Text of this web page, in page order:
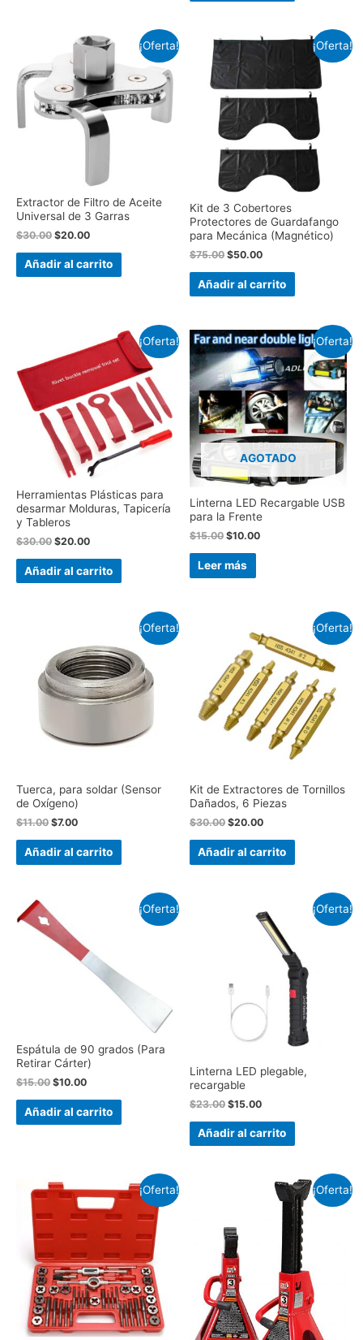
¡Oferta!
Extractor de Filtro de Aceite
Universal de 3 Garras
$30.00 $20.00
Añadir al carrito
¡Oferta!
Kit de 3 Cobertores
Protectores de Guardafango
para Mecánica (Magnético)
$75.00 $50.00
Añadir al carrito
¡Oferta!
Herramientas Plásticas para
desarmar Molduras, Tapicería
y Tableros
$30.00 $20.00
Añadir al carrito
¡Oferta!
AGOTADO
Linterna LED Recargable USB
para la Frente
$15.00 $10.00
Leer más
¡Oferta!
Tuerca, para soldar (Sensor
de Oxígeno)
$11.00 $7.00
Añadir al carrito
¡Oferta!
Kit de Extractores de Tornillos
Dañados, 6 Piezas
$30.00 $20.00
Añadir al carrito
¡Oferta!
Espátula de 90 grados (Para
Retirar Cárter)
$15.00 $10.00
Añadir al carrito
¡Oferta!
Linterna LED plegable,
recargable
$23.00 $15.00
Añadir al carrito
¡Oferta! ¡Oferta!